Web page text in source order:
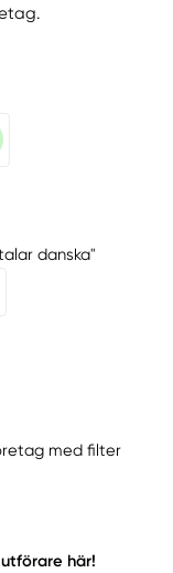
danska"
med filter
här!